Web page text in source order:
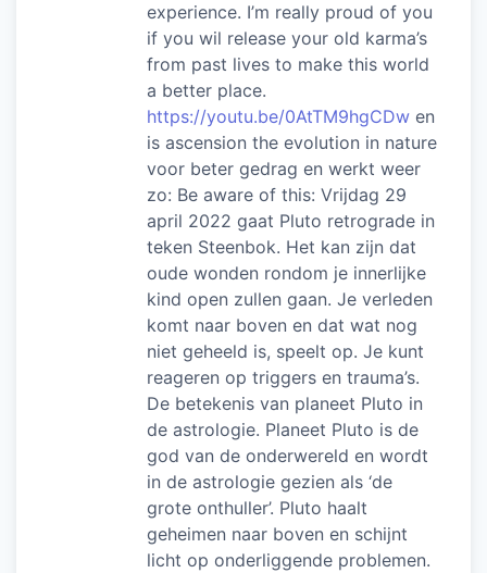
experience. I’m really proud of you
if you wil release your old karma’s
from past lives to make this world
a better place.
https://youtu.be/0AtTM9hgCDw en
is ascension the evolution in nature
voor beter gedrag en werkt weer
zo: Be aware of this: Vrijdag 29
april 2022 gaat Pluto retrograde in
teken Steenbok. Het kan zijn dat
oude wonden rondom je innerlijke
kind open zullen gaan. Je verleden
komt naar boven en dat wat nog
niet geheeld is, speelt op. Je kunt
reageren op triggers en trauma’s.
De betekenis van planeet Pluto in
de astrologie. Planeet Pluto is de
god van de onderwereld en wordt
in de astrologie gezien als ‘de
grote onthuller’. Pluto haalt
geheimen naar boven en schijnt
licht op onderliggende problemen.